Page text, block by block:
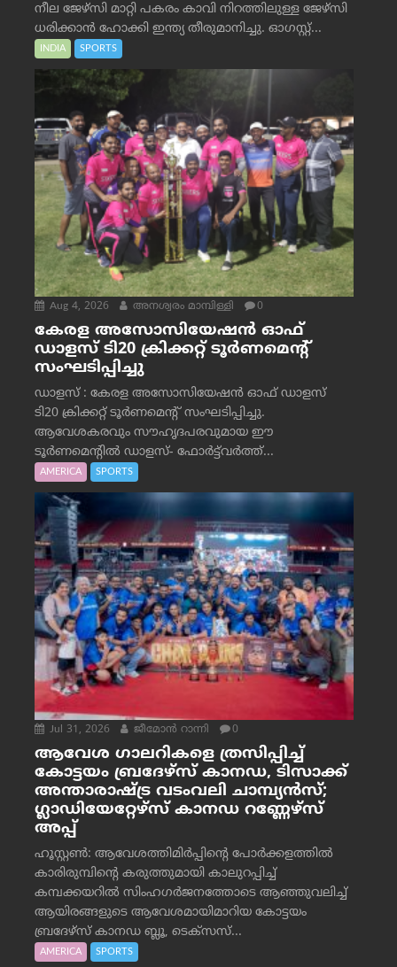
നീല ജേഴ്‌സി മാറ്റി പകരം കാവി നിറത്തിലുള്ള ജേഴ്‌സി
ധരിക്കാൻ ഹോക്കി ഇന്ത്യ തീരുമാനിച്ചു. ഓഗസ്റ്റ്...
INDIA SPORTS
Aug 4, 2026 അനശ്വരം മാമ്പിള്ളി 0
കേരള അസോസിയേഷൻ ഓഫ്
ഡാളസ് ടി20 ക്രിക്കറ്റ് ടൂർണമെന്റ്
സംഘടിപ്പിച്ചു
ഡാളസ് : കേരള അസോസിയേഷൻ ഓഫ് ഡാളസ്
ടി20 ക്രിക്കറ്റ് ടൂർണമെന്റ് സംഘടിപ്പിച്ചു.
ആവേശകരവും സൗഹൃദപരവുമായ ഈ
ടൂർണമെന്റിൽ ഡാളസ്- ഫോർട്ട്‌വര്‍ത്ത്...
AMERICA SPORTS
Jul 31, 2026 ജീമോന്‍ റാന്നി 0
ആവേശ ഗാലറികളെ ത്രസിപ്പിച്ച്
കോട്ടയം ബ്രദേഴ്‌സ് കാനഡ, ടിസാക്ക്
അന്താരാഷ്ട്ര വടംവലി ചാമ്പ്യന്‍സ്;
ഗ്ലാഡിയേറ്റേഴ്‌സ് കാനഡ റണ്ണേഴ്‌സ്
അപ്പ്
ഹൂസ്റ്റണ്‍: ആവേശത്തിമിര്‍പ്പിന്റെ പോര്‍ക്കളത്തില്‍
കാരിരുമ്പിന്റെ കരുത്തുമായി കാലുറപ്പിച്ച്
കമ്പക്കയറില്‍ സിംഹഗര്‍ജനത്തോടെ ആഞ്ഞുവലിച്ച്
ആയിരങ്ങളുടെ ആവേശമായിമാറിയ കോട്ടയം
ബ്രദേഴ്‌സ് കാനഡ ബ്ലൂ, ടെക്‌സസ്...
AMERICA SPORTS